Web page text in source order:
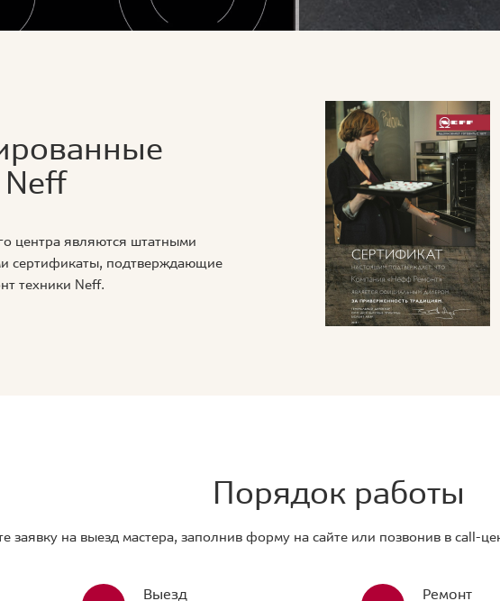
центра являются штатными
сертификаты, подтверждающие
техники Neff.
Порядок работы
заявку на выезд мастера, заполнив форму на сайте или позвонив в call-
Выезд Ремонт